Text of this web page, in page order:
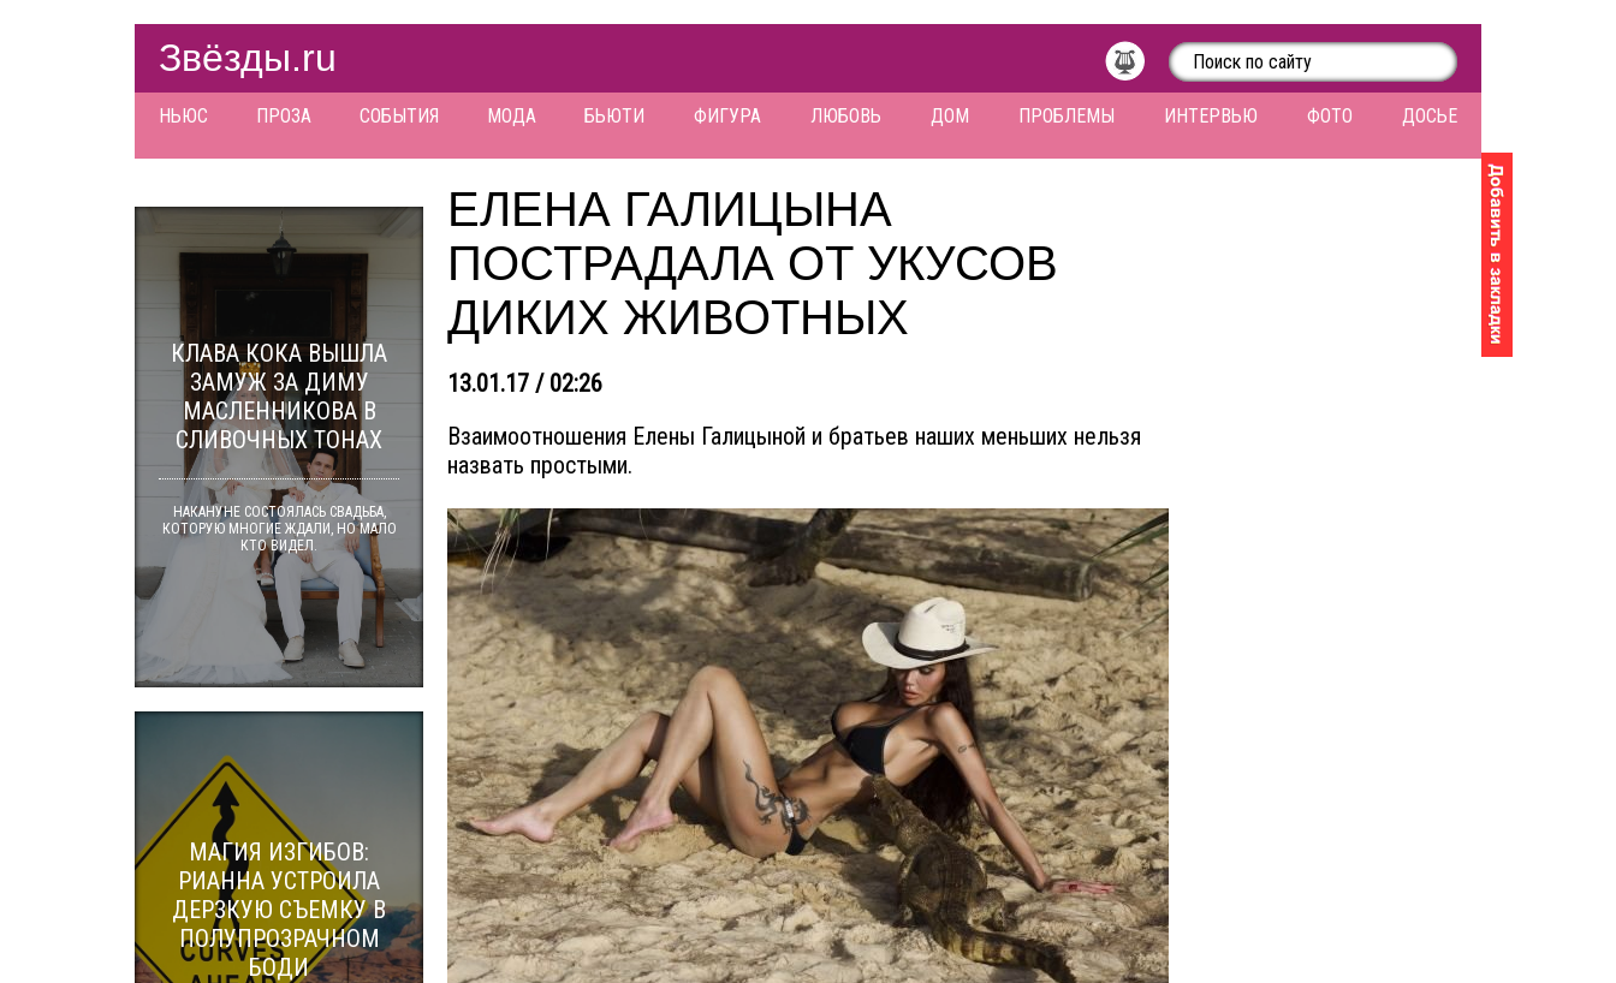
Звёзды.ru
НЬЮС ПРОЗА СОБЫТИЯ МОДА БЬЮТИ ФИГУРА ЛЮБОВЬ ДОМ ПРОБЛЕМЫ ИНТЕРВЬЮ ФОТО ДОСЬЕ
ЕЛЕНА ГАЛИЦЫНА
ПОСТРАДАЛА ОТ УКУСОВ
ДИКИХ ЖИВОТНЫХ
13.01.17 / 02:26
Взаимоотношения Елены Галицыной и братьев наших меньших нельзя
назвать простыми.
КЛАВА КОКА ВЫШЛА
ЗАМУЖ ЗА ДИМУ
МАСЛЕННИКОВА В
СЛИВОЧНЫХ ТОНАХ
НАКАНУНЕ СОСТОЯЛАСЬ СВАДЬБА,
КОТОРУЮ МНОГИЕ ЖДАЛИ, НО МАЛО
КТО ВИДЕЛ.
МАГИЯ ИЗГИБОВ:
РИАННА УСТРОИЛА
ДЕРЗКУЮ СЪЕМКУ В
ПОЛУПРОЗРАЧНОМ
БОДИ